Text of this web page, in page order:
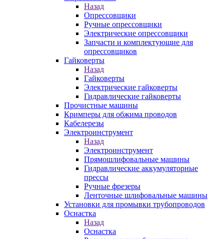
Назад
Опрессовщики
Ручные опрессовщики
Электрические опрессовщики
Запчасти и комплектующие для
опрессовщиков
Гайковерты
Назад
Гайковерты
Электрические гайковерты
Гидравлические гайковерты
Прочистные машины
Кримперы для обжима проводов
Кабелерезы
Электроинструмент
Назад
Электроинструмент
Прямошлифовальные машины
Гидравлические аккумуляторные
прессы
Ручные фрезеры
Ленточные шлифовальные машины
Установки для промывки трубопроводов
Оснастка
Назад
Оснастка